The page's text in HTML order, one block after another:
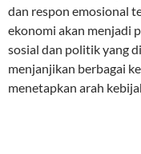
dan respon emosional
ekonomi akan menjadi
sosial dan politik yang
menjanjikan berbagai
menetapkan arah